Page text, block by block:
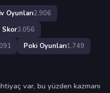
Oyunları2.906
Skor3.056
Poki Oyunları1.749
var, bu yüzden kazmanı